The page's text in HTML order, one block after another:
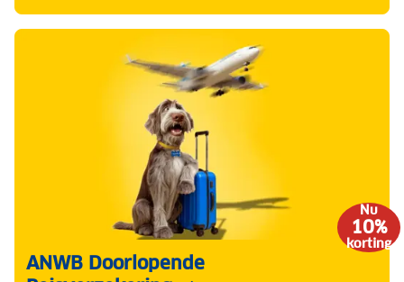
Nu
10%
korting
ANWB Doorlopende